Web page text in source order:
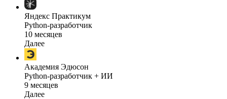
Яндекс Практикум
Python-разработчик
10 месяцев
Далее
Академия Эдюсон
Python-разработчик + ИИ
9 месяцев
Далее